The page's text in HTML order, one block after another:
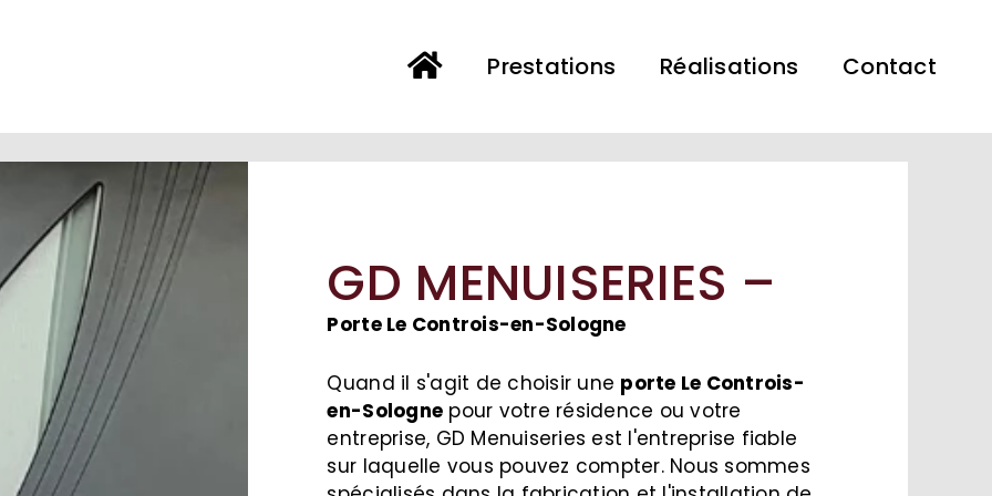
Prestations Réalisations Contact
GD MENUISERIES –
Porte Le Controis-en-Sologne
Quand il s'agit de choisir une porte Le Controis-
en-Sologne pour votre résidence ou votre
entreprise, GD Menuiseries est l'entreprise fiable
sur laquelle vous pouvez compter. Nous sommes